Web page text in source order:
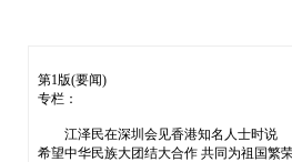
第1版(要闻)
专栏：
江泽民在深圳会见香港知名人士时说
希望中华民族大团结大合作 共同为祖国繁